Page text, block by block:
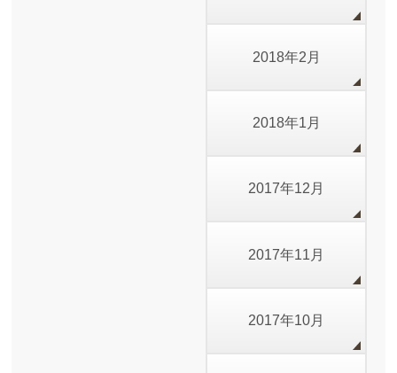
2018年2月
2018年1月
2017年12月
2017年11月
2017年10月